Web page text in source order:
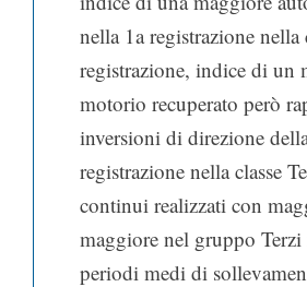
nella 1a registrazione
registrazione, indice di un
motorio recuperato però
inversioni di direzione
registrazione nella classe
continui realizzati con
maggiore nel gruppo
periodi medi di